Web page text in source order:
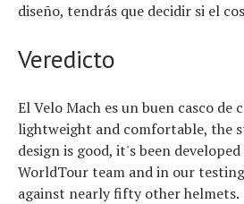
diseño, tendrás que decidir si el
Veredicto
El Velo Mach es un buen casco de
lightweight and comfortable, the
design is good, it's been
WorldTour team and in our
against nearly fifty other helmets.